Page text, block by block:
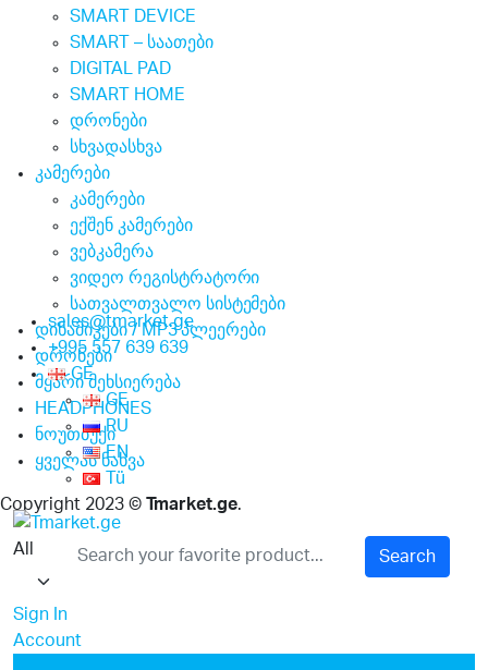
SMART DEVICE
SMART – საათები
DIGITAL PAD
SMART HOME
დრონები
სხვადასხვა
კამერები
კამერები
ექშენ კამერები
ვებკამერა
ვიდეო რეგისტრატორი
სათვალთვალო სისტემები
დინამიკები / MP3 პლეერები
დრონები
მყარი მეხსიერება
HEADPHONES
ნოუთბუქი
ყველას ნახვა
Copyright 2023 © Tmarket.ge.
sales@tmarket.ge
+995 557 639 639
GE
GE
RU
EN
Tü
All Search
Sign In
Account